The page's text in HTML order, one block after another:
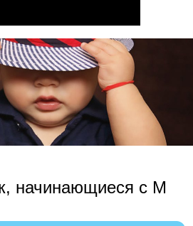
начинающиеся с M